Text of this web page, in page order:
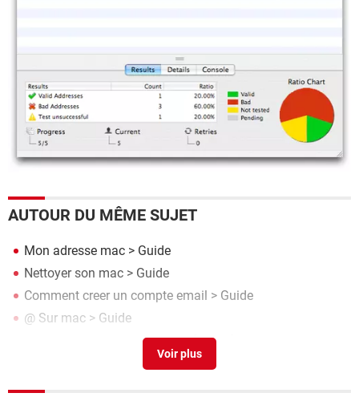
AUTOUR DU MÊME SUJET
Mon adresse mac > Guide
Nettoyer son mac > Guide
Comment creer un compte email > Guide
@ Sur mac > Guide
Quelle est mon adresse email[résolu] >